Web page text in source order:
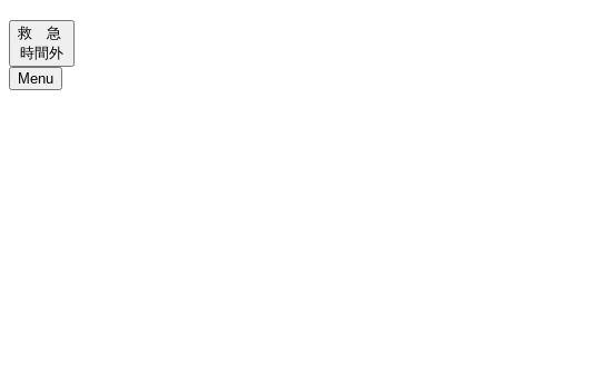
救 急
時間外
Menu